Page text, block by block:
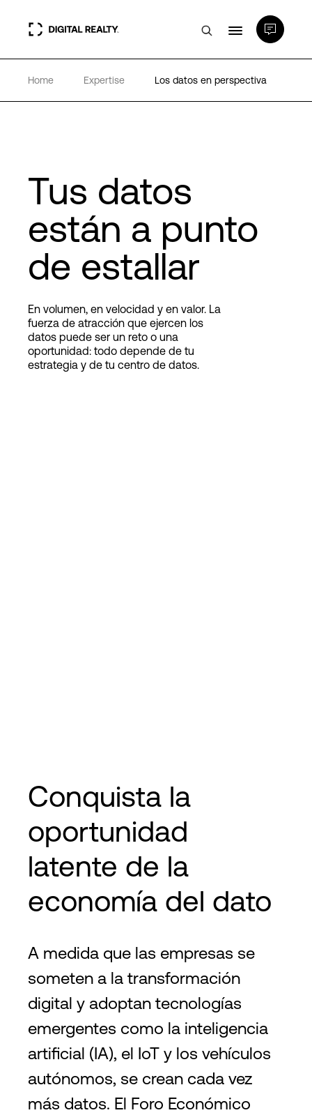
Centros de Datos
Experiencia y recursos
Acerca de
Language
Login
Home Expertise Los datos en perspectiva
Tus datos
están a punto
de estallar
En volumen, en velocidad y en valor. La
fuerza de atracción que ejercen los
datos puede ser un reto o una
oportunidad: todo depende de tu
estrategia y de tu centro de datos.
Conquista la
oportunidad
latente de la
economía del dato
A medida que las empresas se
someten a la transformación
digital y adoptan tecnologías
emergentes como la inteligencia
artificial (IA), el IoT y los vehículos
autónomos, se crean cada vez
más datos. El Foro Económico